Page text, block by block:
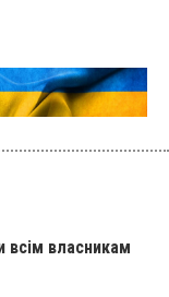
всім власникам